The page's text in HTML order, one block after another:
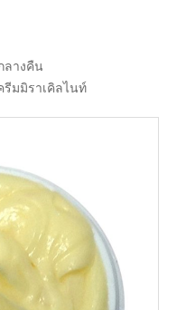
ลางคืน
รีมมิราเคิลไนท์